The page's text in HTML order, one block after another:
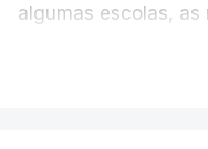
algumas escolas,